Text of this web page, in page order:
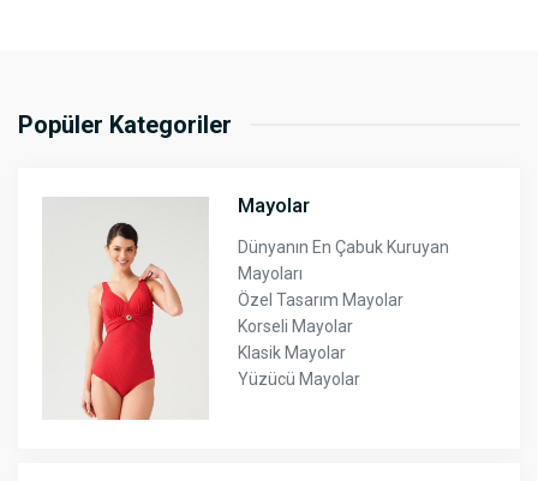
Popüler Kategoriler
Mayolar
Dünyanın En Çabuk Kuruyan
Mayoları
Özel Tasarım Mayolar
Korseli Mayolar
Klasik Mayolar
Yüzücü Mayolar